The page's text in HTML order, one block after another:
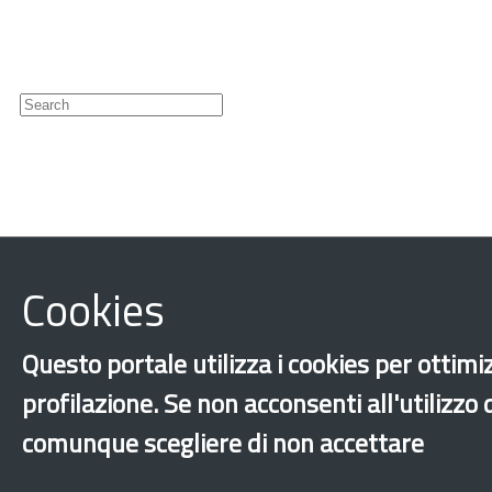
×
Cookies
Questo portale utilizza i cookies per
profilazione. Se non acconsenti
comunque scegliere di non accettare